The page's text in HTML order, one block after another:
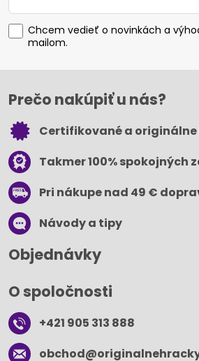
Chcem vedieť o novinkách a
mailom.
Prečo nakúpiť u nás?
Certifikované a
Takmer 100% spokojných
Pri nákupe nad 49 €
Návody a tipy
Objednávky
O spoločnosti
+421 905 313 888